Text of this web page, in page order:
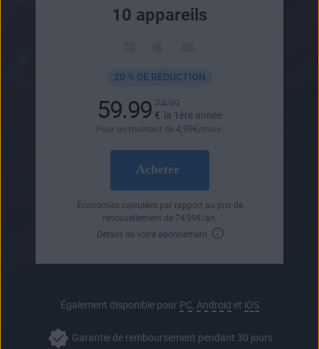
10 appareils
20 % DE RÉDUCTION
59.99 74.99
€ la 1ère année
Pour un montant de 4 ,99€/mois.
Acheter
Économies calculées par rapport au prix de
renouvellement de 74 ,99€/an.
Détails de votre abonnement
Également disponible pour PC Android et iOS
Garantie de remboursement pendant 30 jours